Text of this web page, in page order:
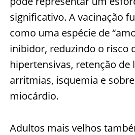
significativo. A vacinação
como uma espécie de
inibidor, reduzindo o risco
hipertensivas, retenção de
arritmias, isquemia e
miocárdio.
Adultos mais velhos